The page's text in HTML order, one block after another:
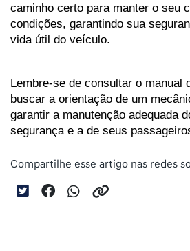
caminho certo para manter o seu
condições, garantindo sua
vida útil do veículo.
Lembre-se de consultar o manual
buscar a orientação de um
garantir a manutenção adequada
segurança e a de seus
Compartilhe esse artigo nas redes